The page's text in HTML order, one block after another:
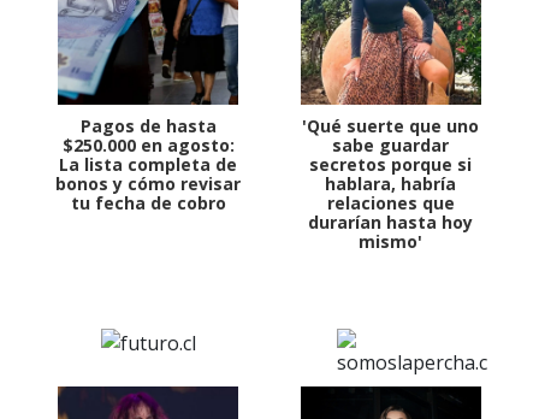
Pagos de hasta
$250.000 en agosto:
La lista completa de
bonos y cómo revisar
tu fecha de cobro
'Qué suerte que uno
sabe guardar
secretos porque si
hablara, habría
relaciones que
durarían hasta hoy
mismo'